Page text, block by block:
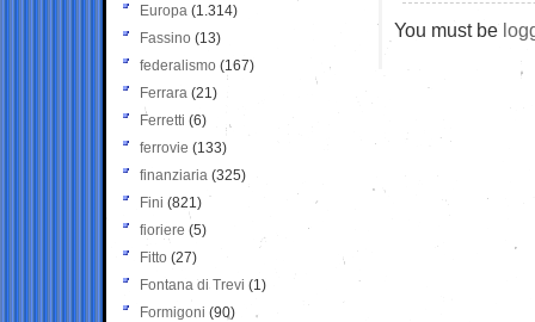
You must be
Europa (1.314)
Fassino (13)
federalismo (167)
Ferrara (21)
Ferretti (6)
ferrovie (133)
finanziaria (325)
Fini (821)
fioriere (5)
Fitto (27)
Fontana di Trevi (1)
Formigoni (90)